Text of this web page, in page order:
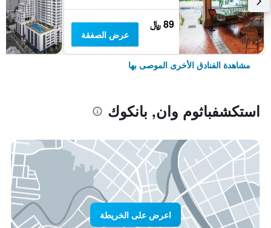
89 ﷼
عرض الصفقة
مشاهدة الفنادق الأخرى الموصى بها
استكشفباثوم وان, بانكوك
اعرض على الخريطة